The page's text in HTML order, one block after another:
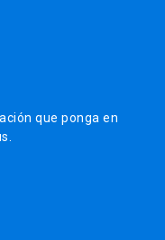
que ponga en